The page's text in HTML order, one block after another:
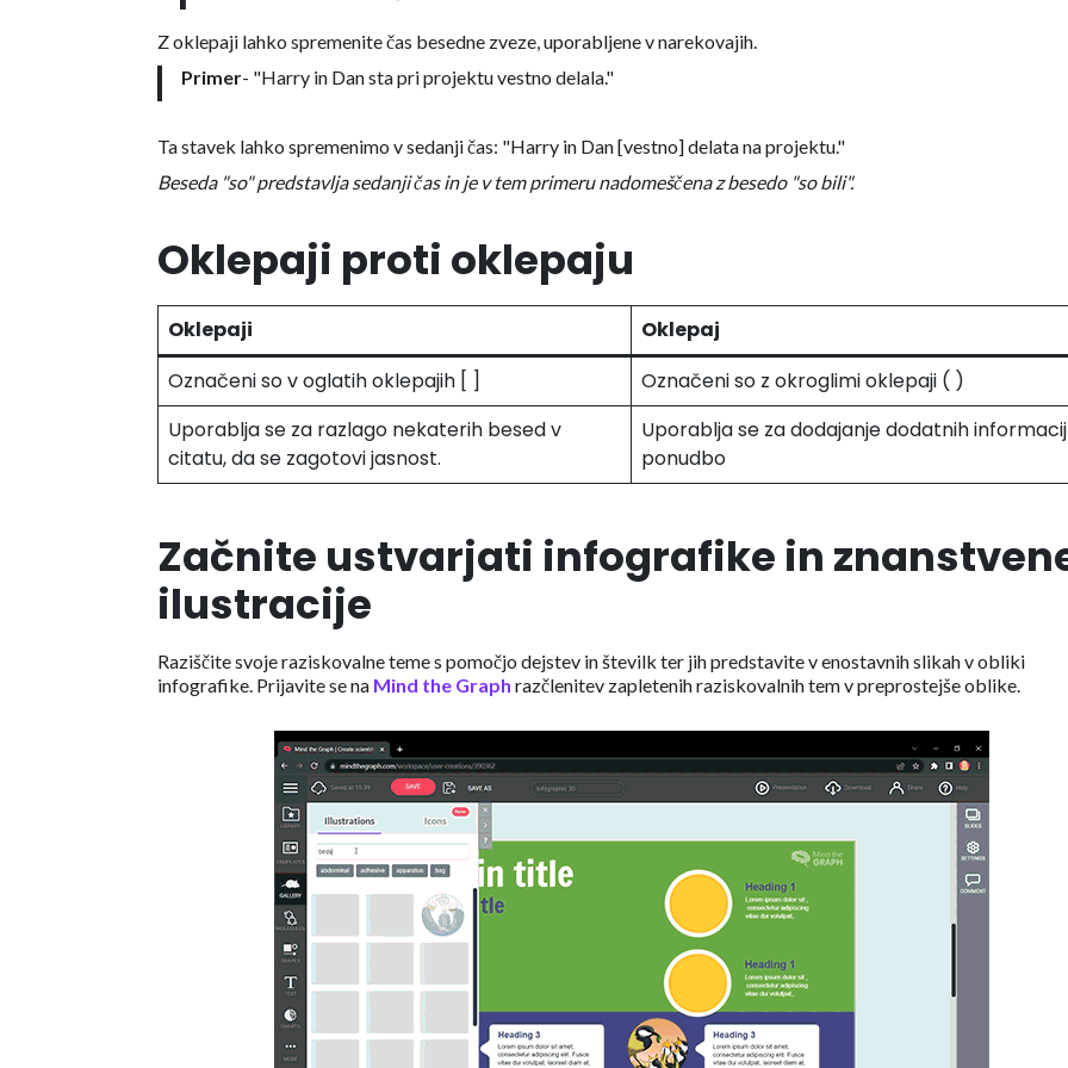
Z oklepaji lahko spremenite čas besedne zveze, uporabljene v narekovajih.
Primer- "Harry in Dan sta pri projektu vestno delala."
Ta stavek lahko spremenimo v sedanji čas: "Harry in Dan [vestno] delata na projektu."
Beseda "so" predstavlja sedanji čas in je v tem primeru nadomeščena z besedo "so bili".
Oklepaji proti oklepaju
Oklepaji
Oklepaj
Označeni so v oglatih oklepajih [ ]
Označeni so z okroglimi oklepaji ( )
Uporablja se za razlago nekaterih besed v
citatu, da se zagotovi jasnost.
Uporablja se za dodajanje dodatnih
ponudbo
Začnite ustvarjati infografike in
ilustracije
Raziščite svoje raziskovalne teme s pomočjo dejstev in številk ter jih predstavite v enostavnih slikah v obliki
infografike. Prijavite se na Mind the Graph razčlenitev zapletenih raziskovalnih tem v preprostejše oblike.